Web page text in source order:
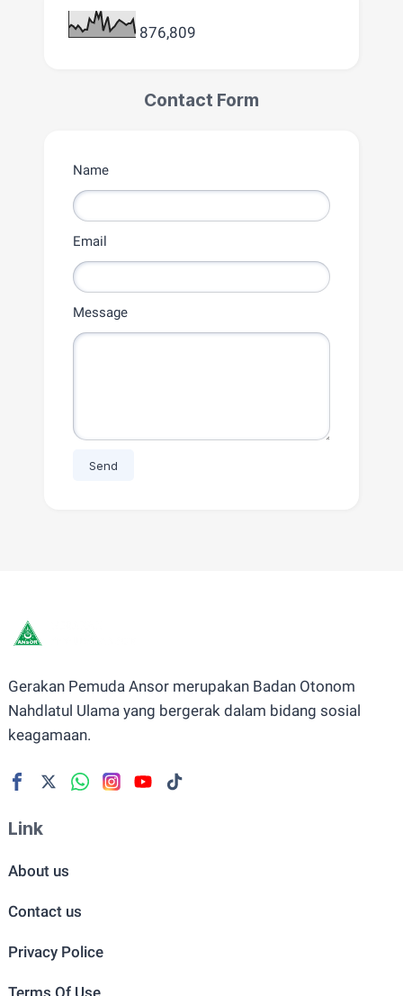
876,809
Contact Form
Name
Email
Message
Gerakan Pemuda Ansor merupakan Badan Otonom
Nahdlatul Ulama yang bergerak dalam bidang sosial
keagamaan.
Link
About us
Contact us
Privacy Police